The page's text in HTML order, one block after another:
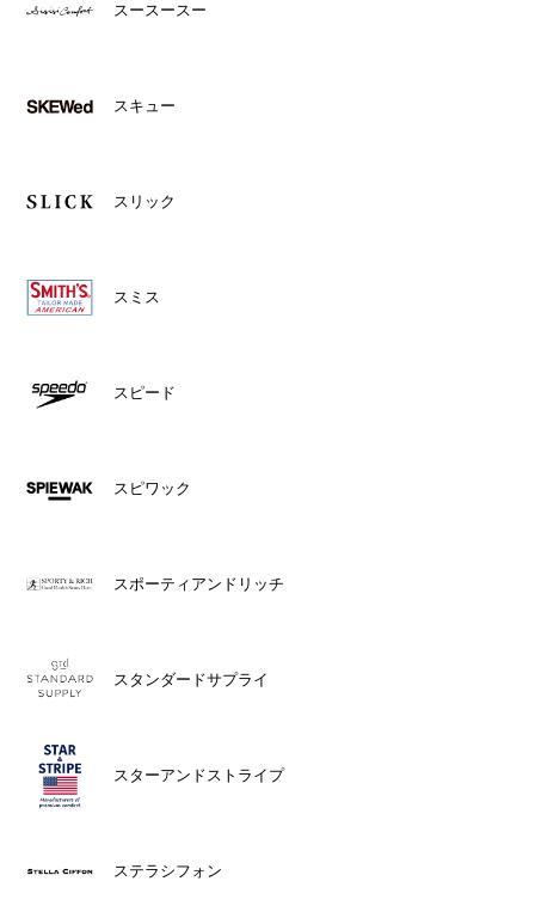
スースースー
スキュー
スリック
スミス
スピード
スピワック
スポーティアンドリッチ
スタンダードサプライ
スターアンドストライプ
ステラシフォン